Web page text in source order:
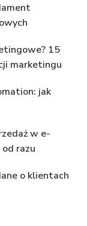
15
marketingu
jak
w e-
razu
o klientach